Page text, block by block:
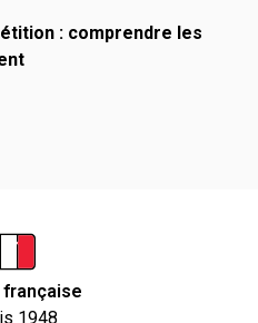
: comprendre les
française
1948